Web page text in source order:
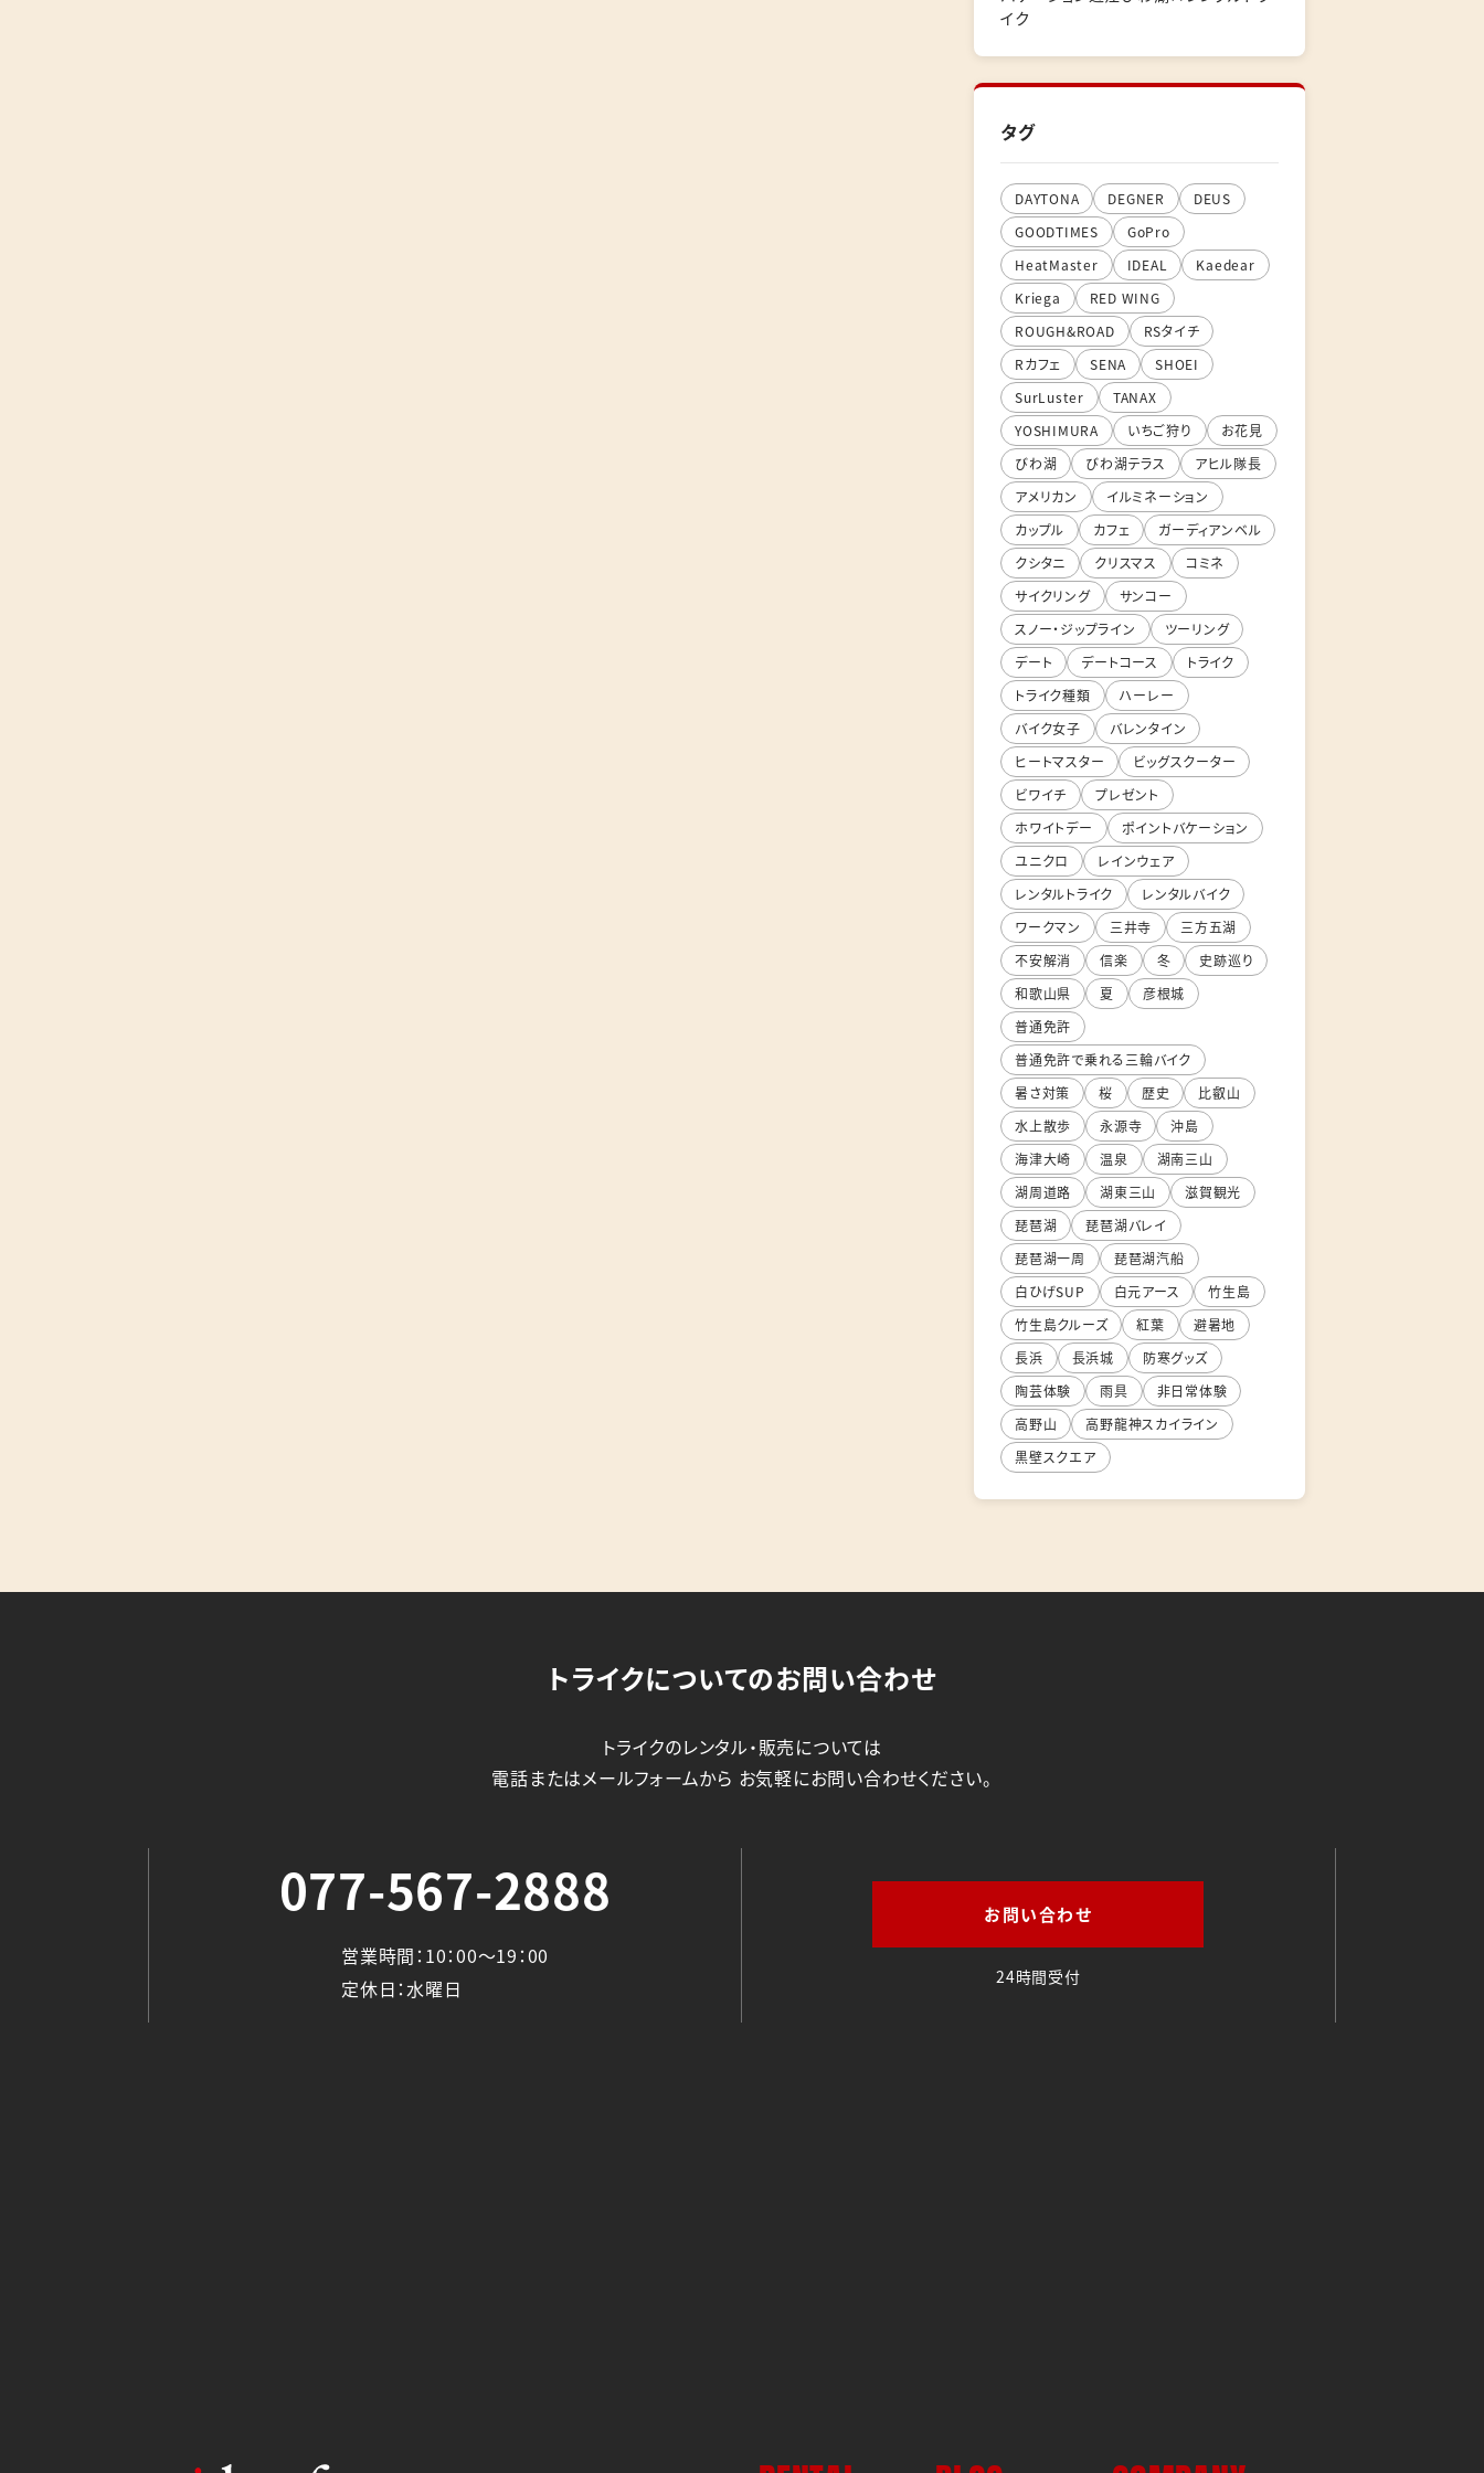
イク
タグ
DAYTONA DEGNER
DEUS
GOODTIMES
GoPro
HeatMaster
IDEAL
Kaedear
Kriega
RED WING
ROUGH&ROAD
RSタイチ
Rカフェ
SENA
SHOEI
SurLuster
TANAX
YOSHIMURA
いちご狩り
お花見
びわ湖
びわ湖テラス
アヒル隊長
アメリカン
イルミネーション
カップル
カフェ
ガーディアンベル
クシタニ
クリスマス
コミネ
サイクリング
サンコー
スノー・ジップライン
ツーリング
デート
デートコース
トライク
トライク種類
ハーレー
バイク女子
バレンタイン
ヒートマスター
ビッグスクーター
ビワイチ
プレゼント
ホワイトデー
ポイントバケーション
ユニクロ
レインウェア
レンタルトライク
レンタルバイク
ワークマン
三井寺
三方五湖
不安解消
信楽 冬
史跡巡り
和歌山県
夏
彦根城
普通免許
普通免許で乗れる三輪バイク
暑さ対策
桜 歴史
比叡山
水上散歩
永源寺
沖島
海津大崎
温泉
湖南三山
湖周道路
湖東三山
滋賀観光
琵琶湖
琵琶湖バレイ
琵琶湖一周
琵琶湖汽船
白ひげSUP
白元アース
竹生島
竹生島クルーズ
紅葉
避暑地
長浜
長浜城
防寒グッズ
陶芸体験
雨具
非日常体験
高野山
高野龍神スカイライン
黒壁スクエア
トライクについてのお問い合わせ
トライクのレンタル・販売については
電話またはメールフォームから お気軽にお問い合わせください。
077-567-2888
営業時間：10：00～19：00
定休日：水曜日
お問い合わせ
24時間受付